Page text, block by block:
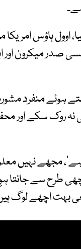
ہاؤس امریکا
میکرون اور
ہوئے منفرد
روک سکے اور
مجھے نہیں
طرح سے جانتا
بہت اچھے لوگ